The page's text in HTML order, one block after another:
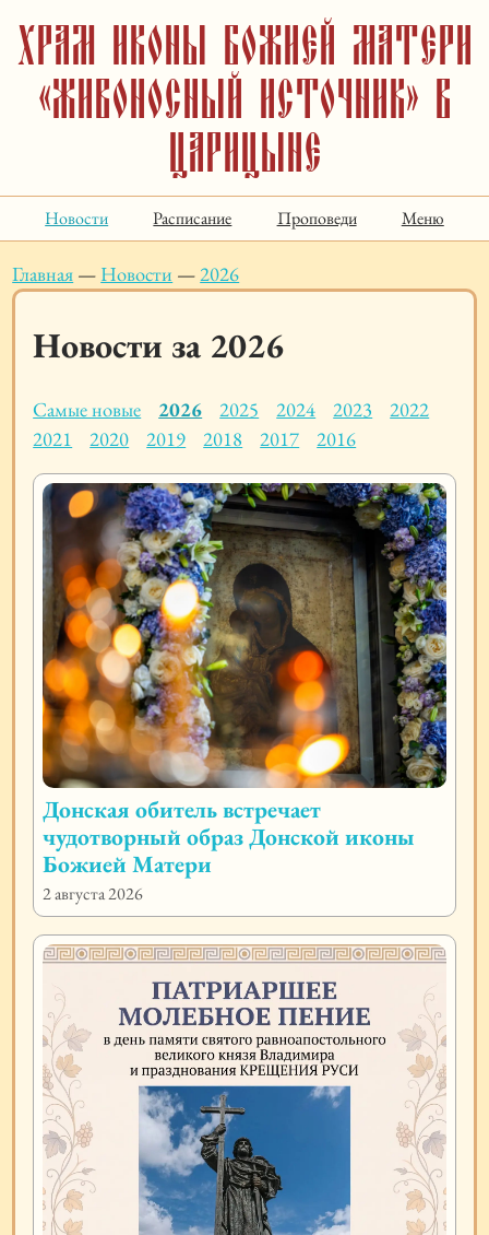
Храм иконы Божией Матери
«Живоносный Источник» в
Царицыне
Новости Расписание Проповеди Меню
Главная — Новости —2026
Новости за 2026
Самые новые 2026 2025 2024 2023
2022
2021
2020 2019 2018 2017 2016
Донская обитель встречает
чудотворный образ Донской иконы
Божией Матери
2 августа 2026